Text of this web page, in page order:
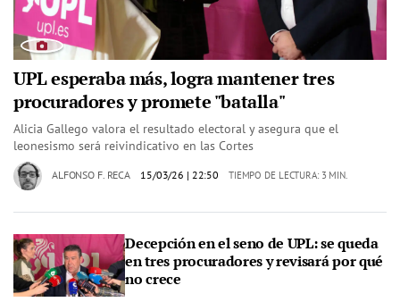
UPL esperaba más, logra mantener tres
procuradores y promete "batalla"
Alicia Gallego valora el resultado electoral y asegura que el
leonesismo será reivindicativo en las Cortes
ALFONSO F. RECA 15/03/26 | 22:50 TIEMPO DE LECTURA: 3 MIN.
Decepción en el seno de UPL: se queda
en tres procuradores y revisará por qué
no crece